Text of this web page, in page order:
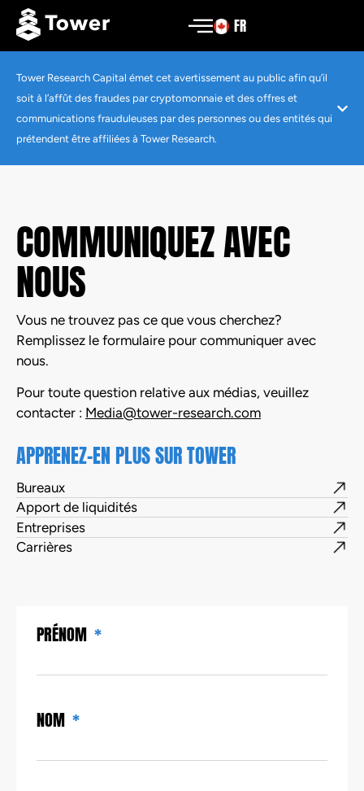
FR
Tower Research Capital émet cet avertissement au public afin qu’il
soit à l’affût des fraudes par cryptomonnaie et des offres et
communications frauduleuses par des personnes ou des entités qui
prétendent être affiliées à Tower Research.
COMMUNIQUEZ AVEC
NOUS
Vous ne trouvez pas ce que vous cherchez?
Remplissez le formulaire pour communiquer avec
nous.
Pour toute question relative aux médias, veuillez
contacter : Media@tower-research.com
APPRENEZ-EN PLUS SUR TOWER
Bureaux
Apport de liquidités
Entreprises
Carrières
PRÉNOM
NOM